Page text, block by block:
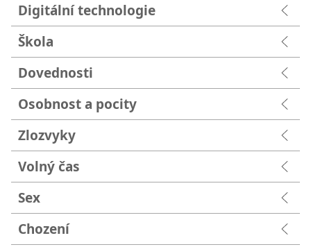
Digitální technologie
Škola
Dovednosti
Osobnost a pocity
Zlozvyky
Volný čas
Sex
Chození